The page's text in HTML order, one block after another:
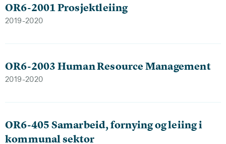
OR6-2001 Prosjektleiing
2019-2020
OR6-2003 Human Resource Management
2019-2020
OR6-405 Samarbeid, fornying og leiing i
kommunal sektor